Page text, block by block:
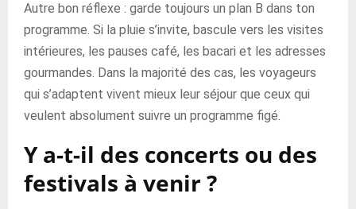
Autre bon réflexe : garde toujours un plan B dans ton
programme. Si la pluie s’invite, bascule vers les visites
intérieures, les pauses café, les bacari et les adresses
gourmandes. Dans la majorité des cas, les voyageurs
qui s’adaptent vivent mieux leur séjour que ceux qui
veulent absolument suivre un programme figé.
Y a-t-il des concerts ou des
festivals à venir ?